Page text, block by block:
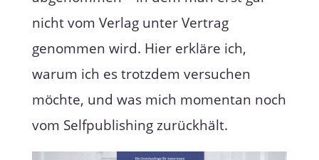
nicht vom Verlag unter Vertrag
genommen wird. Hier erkläre ich,
warum ich es trotzdem versuchen
möchte, und was mich momentan noch
vom Selfpublishing zurückhält.